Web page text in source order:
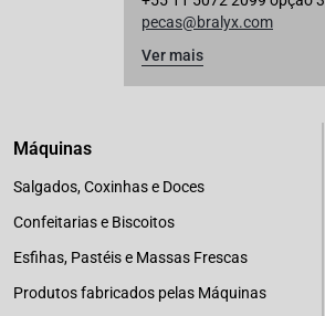
pecas@bralyx.com
Ver mais
Máquinas
Salgados, Coxinhas e Doces
Confeitarias e Biscoitos
Esfihas, Pastéis e Massas Frescas
Produtos fabricados pelas Máquinas